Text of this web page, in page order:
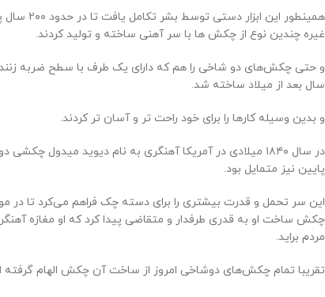
غیره چندین نوع از چکش ها با سر آهنی ساخته و تولید کردند.
و حتی چکش‌های دو شاخی را هم که دارای یک طرف با سطح ضربه
سال بعد از میلاد ساخته شد.
و بدین وسیله کارها را برای خود راحت تر و آسان تر کردند.
در سال ۱۸۴۰ میلادی در آمریکا آهنگری به نام دیوید
پایین نیز متمایل بود.
این سر تحمل و قدرت بیشتری را برای دسته چک فراهم می‌کرد تا در
چکش ساخت او به قدری طرفدار و متقاضی پیدا کرد که او مغازه
مردم براید.
تقریبا تمام چکش‌های دوشاخی امروز از ساخت آن چکش الهام گرفته